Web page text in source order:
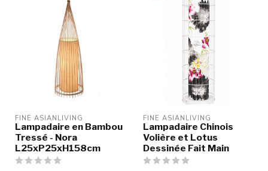
FINE ASIANLIVING
Lampadaire en Bambou
Tressé - Nora
L25xP25xH158cm
FINE ASIANLIVING
Lampadaire Chinois
Volière et Lotus
Dessinée Fait Main